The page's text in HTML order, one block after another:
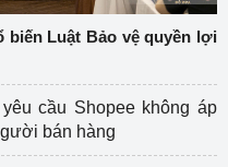
biến Luật Bảo vệ quyền lợi
cầu Shopee không áp
bán hàng